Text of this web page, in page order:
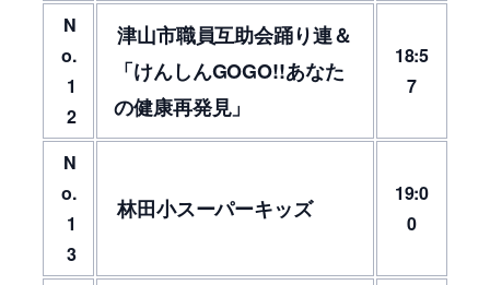
N
o.
1
2
津山市職員互助会踊り連＆
「けんしんGOGO!!あなた
の健康再発見」
18:5
7
N
o.
1
3
林田小スーパーキッズ
19:0
0